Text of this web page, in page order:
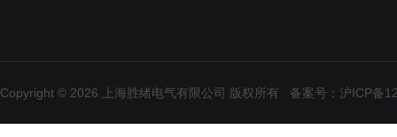
Copyright © 2026 上海胜绪电气有限公司 版权所有 备案号：沪ICP备